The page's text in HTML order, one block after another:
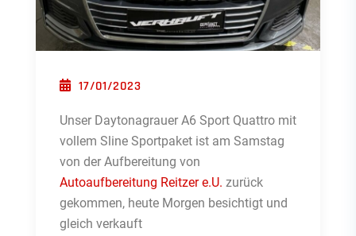
POSTED ON
17/01/2023
Unser Daytonagrauer A6 Sport Quattro mit
vollem Sline Sportpaket ist am Samstag
von der Aufbereitung von
Autoaufbereitung Reitzer e.U. zurück
gekommen, heute Morgen besichtigt und
gleich verkauft